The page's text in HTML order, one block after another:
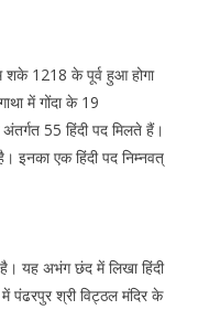
शके 1218 के पूर्व हुआ होगा
में गोंदा के 19
अंतर्गत 55 हिंदी पद मिलते हैं।
इनका एक हिंदी पद निम्नवत्
है। यह अभंग छंद में लिखा हिंदी
पंढरपुर श्री विट्ठल मंदिर के